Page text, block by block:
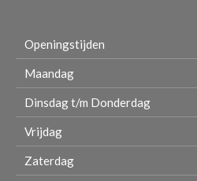
Openingstijden
Maandag
Dinsdag t/m Donderdag
Vrijdag
Zaterdag